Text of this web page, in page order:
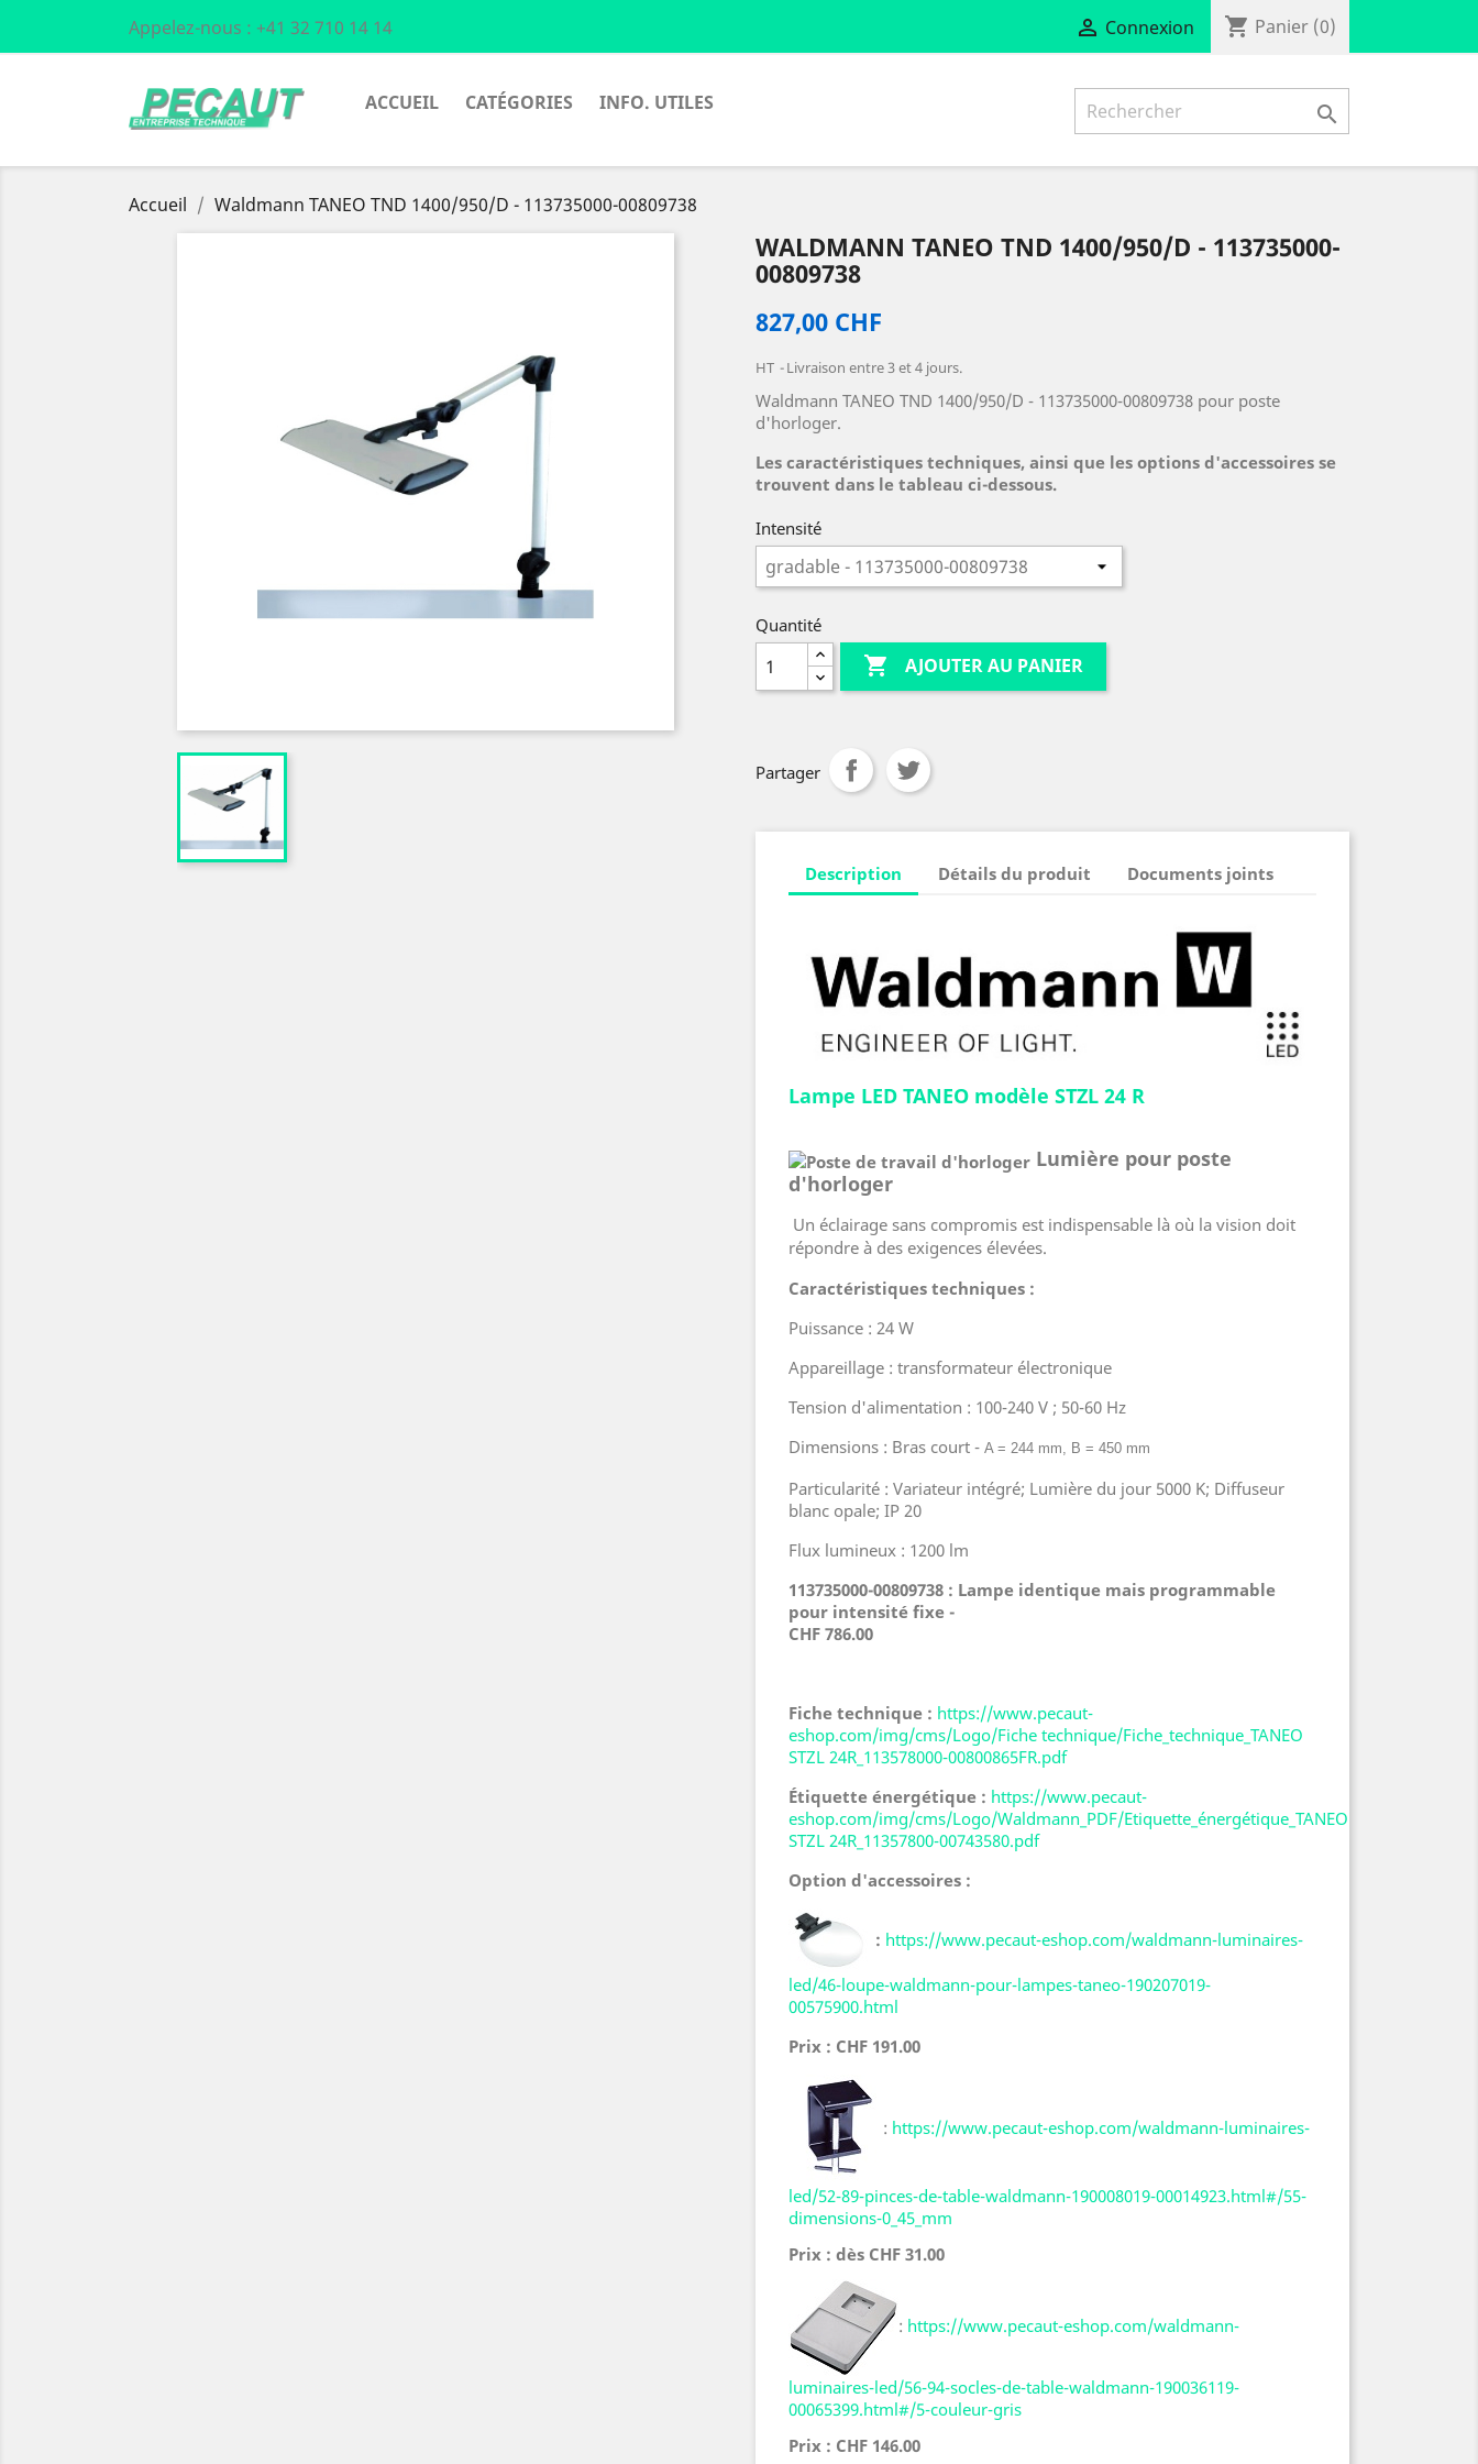
Appelez-nous : +41 32 710 14 14  Connexion shopping_cart Panier (0)
ACCUEIL CATÉGORIES INFO. UTILES 
Accueil Waldmann TANEO TND 1400/950/D - 113735000-00809738
WALDMANN TANEO TND 1400/950/D - 113735000-
00809738
827,00 CHF
HT Livraison entre 3 et 4 jours.
Waldmann TANEO TND 1400/950/D - 113735000-00809738 pour poste
d'horloger.
Les caractéristiques techniques, ainsi que les options d'accessoires se
trouvent dans le tableau ci-dessous.
Intensité
Quantité
 AJOUTER AU PANIER
Partager
Description Détails du produit Documents joints
Lampe LED TANEO modèle STZL 24 R
Lumière pour poste
d'horloger
Un éclairage sans compromis est indispensable là où la vision doit
répondre à des exigences élevées.
Caractéristiques techniques :
Puissance : 24 W
Appareillage : transformateur électronique
Tension d'alimentation : 100-240 V ; 50-60 Hz
Dimensions : Bras court - A = 244 mm, B = 450 mm
Particularité : Variateur intégré; Lumière du jour 5000 K; Diffuseur
blanc opale; IP 20
Flux lumineux : 1200 lm
113735000-00809738 : Lampe identique mais programmable
pour intensité fixe -
CHF 786.00
Fiche technique : https://www.pecaut-
eshop.com/img/cms/Logo/Fiche technique/Fiche_technique_TANEO
STZL 24R_113578000-00800865FR.pdf
Étiquette énergétique : https://www.pecaut-
eshop.com/img/cms/Logo/Waldmann_PDF/Etiquette_énergétique_TANEO
STZL 24R_11357800-00743580.pdf
Option d'accessoires :
: https://www.pecaut-eshop.com/waldmann-luminaires-
led/46-loupe-waldmann-pour-lampes-taneo-190207019-
00575900.html
Prix : CHF 191.00
: https://www.pecaut-eshop.com/waldmann-luminaires-
led/52-89-pinces-de-table-waldmann-190008019-00014923.html#/55-
dimensions-0_45_mm
Prix : dès CHF 31.00
: https://www.pecaut-eshop.com/waldmann-
luminaires-led/56-94-socles-de-table-waldmann-190036119-
00065399.html#/5-couleur-gris
Prix : CHF 146.00